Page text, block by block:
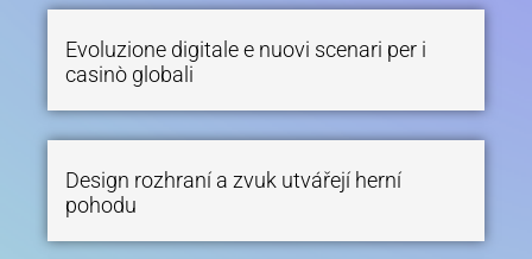
Evoluzione digitale e nuovi scenari per i
casinò globali
Design rozhraní a zvuk utvářejí herní
pohodu